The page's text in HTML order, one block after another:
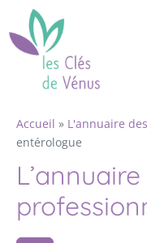
Accueil » L'annuaire
entérologue